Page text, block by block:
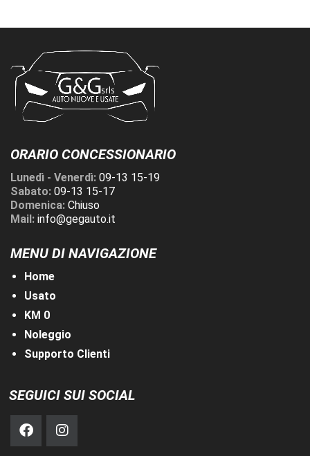
ORARIO CONCESSIONARIO
Lunedì - Venerdì: 09-13 15-19
Sabato: 09-13 15-17
Domenica: Chiuso
Mail: info@gegauto.it
MENU DI NAVIGAZIONE
Home
Usato
KM 0
Noleggio
Supporto Clienti
SEGUICI SUI SOCIAL